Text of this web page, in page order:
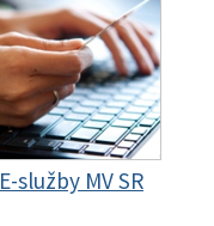
E-služby MV SR